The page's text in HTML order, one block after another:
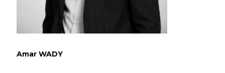
Amar WADY